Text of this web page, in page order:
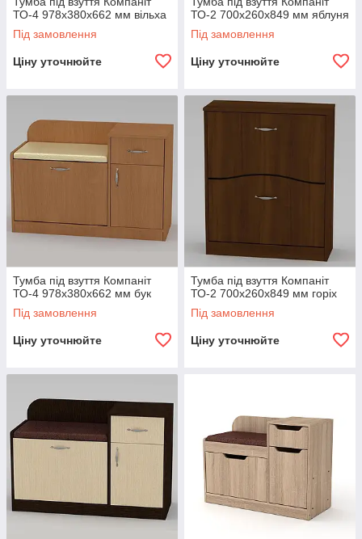
ТО-4 978х380х662 мм вільха
Під замовлення
Ціну уточнюйте
ТО-2 700х260х849 мм яблуня
Під замовлення
Ціну уточнюйте
Тумба під взуття Компаніт
ТО-4 978х380х662 мм бук
Під замовлення
Ціну уточнюйте
Тумба під взуття Компаніт
ТО-2 700х260х849 мм горіх
Під замовлення
Ціну уточнюйте